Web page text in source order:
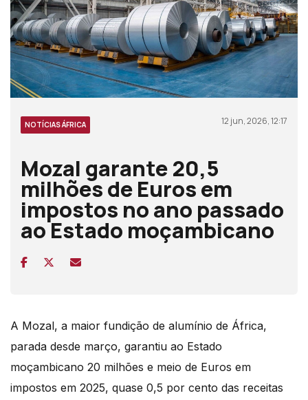
NOTÍCIAS ÁFRICA 12 jun, 2026, 12:17
Mozal garante 20,5
milhões de Euros em
impostos no ano passado
ao Estado moçambicano
A Mozal, a maior fundição de alumínio de África,
parada desde março, garantiu ao Estado
moçambicano 20 milhões e meio de Euros em
impostos em 2025, quase 0,5 por cento das receitas